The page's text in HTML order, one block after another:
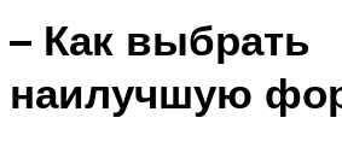
– Как выбрать
наилучшую